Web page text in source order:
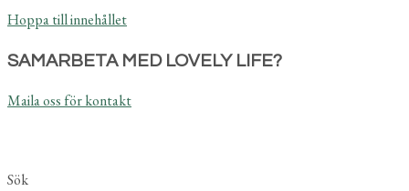
Hoppa till innehållet
SAMARBETA MED LOVELY LIFE?
Maila oss för kontakt
Sök